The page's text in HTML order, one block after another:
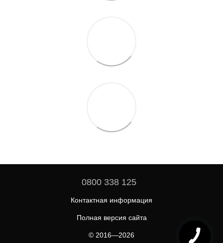
0800 338 125
Контактная информация
Полная версия сайта
© 2016—2026